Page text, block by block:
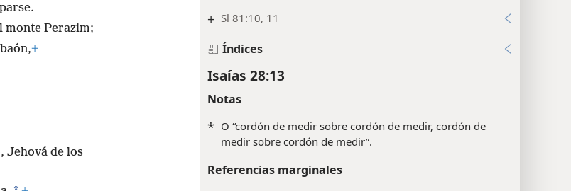
+ Sl 81:10, 11
Índices
Isaías 28:13
Notas
* O “cordón de medir sobre cordón de medir, cordón de
medir sobre cordón de medir”.
Referencias marginales
monte Perazim;
+
Jehová de los